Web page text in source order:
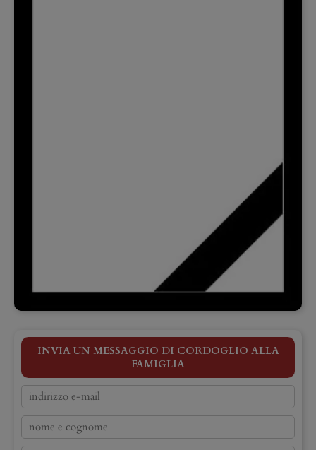
INVIA UN MESSAGGIO DI CORDOGLIO ALLA
FAMIGLIA